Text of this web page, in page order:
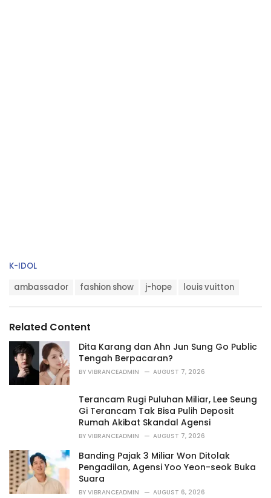
C
r
i
K-IDOL
:
ambassador fashion show j-hope louis vuitton
Related Content
Dita Karang dan Ahn Jun Sung Go Public
Tengah Berpacaran?
BY VIBRANCEADMIN AUGUST 7, 2026
Terancam Rugi Puluhan Miliar, Lee Seung
Gi Terancam Tak Bisa Pulih Deposit
Rumah Akibat Skandal Agensi
BY VIBRANCEADMIN AUGUST 7, 2026
Banding Pajak 3 Miliar Won Ditolak
Pengadilan, Agensi Yoo Yeon-seok Buka
Suara
BY VIBRANCEADMIN AUGUST 6, 2026